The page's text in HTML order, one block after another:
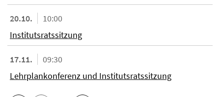
20.10.
10:00
Institutsratssitzung
17.11.
09:30
Lehrplankonferenz und Institutsratssitzung